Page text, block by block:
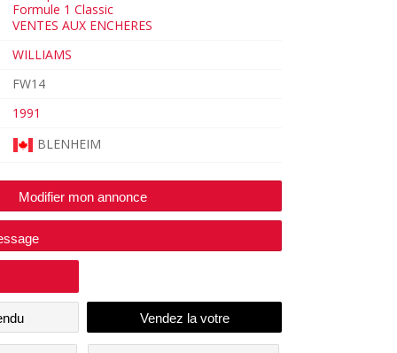
Formule 1 Classic
VENTES AUX ENCHERES
WILLIAMS
FW14
1991
BLENHEIM
Modifier mon annonce